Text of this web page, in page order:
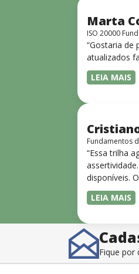
Marta
ISO 20000
“Gostaria de
atualizados
LEIA MAIS
Fundamentos
“Essa trilha
disponíveis.
LEIA MAIS
Fique por